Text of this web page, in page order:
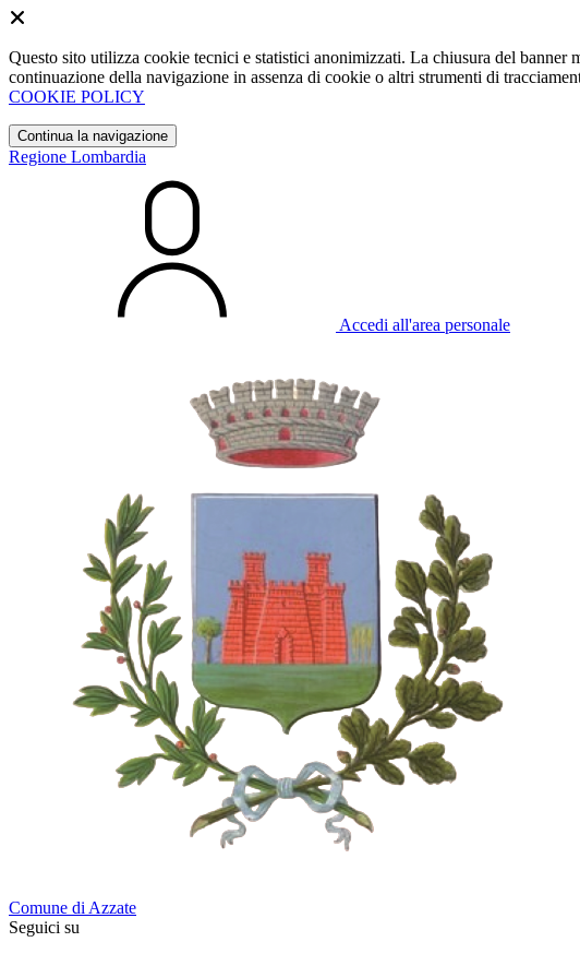
Questo sito utilizza cookie tecnici e statistici anonimizzati. La chiusura del
continuazione della navigazione in assenza di cookie o altri strumenti di
COOKIE POLICY
Continua la navigazione
Regione Lombardia
Accedi all'area personale
Comune di Azzate
Seguici su